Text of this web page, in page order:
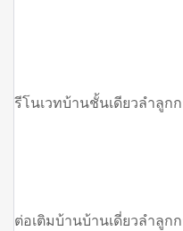
รีโนเวทบ้านชั้นเดียวลำ
ต่อเติมบ้านบ้านเดี่ยวลำ